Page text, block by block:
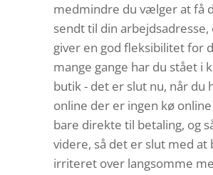
medmindre du vælger at få
sendt til din arbejdsadresse,
giver en god fleksibilitet for
mange gange har du stået i
butik - det er slut nu, når du
online der er ingen kø
bare direkte til betaling, og
videre, så det er slut med at
irriteret over langsomme